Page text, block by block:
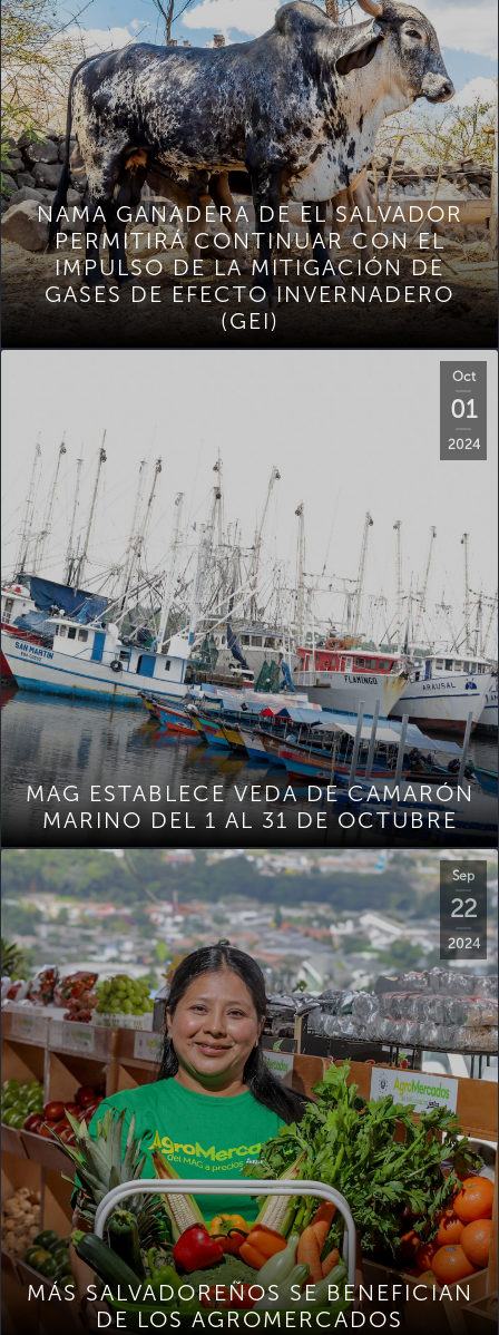
NAMA GANADERA DE EL SALVADOR
PERMITIRÁ CONTINUAR CON EL
IMPULSO DE LA MITIGACIÓN DE
GASES DE EFECTO INVERNADERO
(GEI)
Oct
01
2024
MAG ESTABLECE VEDA DE CAMARÓN
MARINO DEL 1 AL 31 DE OCTUBRE
Sep
22
2024
MÁS SALVADOREÑOS SE BENEFICIAN
DE LOS AGROMERCADOS